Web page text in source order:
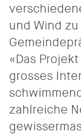
und Wind
«Das
grosses
zahlreiche